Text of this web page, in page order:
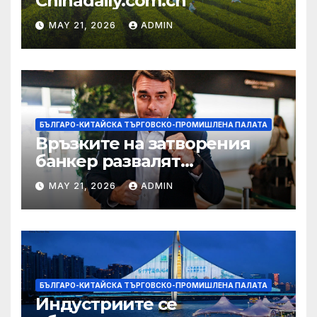
MAY 21, 2026 ADMIN
БЪЛГАРО-КИТАЙСКА ТЪРГОВСКО-ПРОМИШЛЕНА ПАЛАТА
Връзките на затворения
банкер развалят
надеждите на Флавио
Болсонаро за президент на
Бразилия
MAY 21, 2026 ADMIN
БЪЛГАРО-КИТАЙСКА ТЪРГОВСКО-ПРОМИШЛЕНА ПАЛАТА
Индустриите се